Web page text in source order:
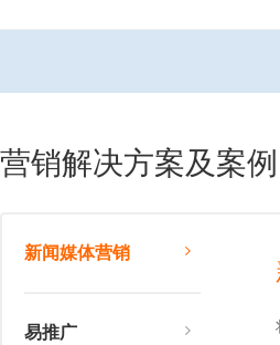
营销解决方案及案例
新闻媒体营销
易推广